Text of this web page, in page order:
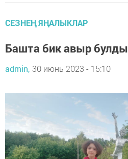
СЕЗНЕҢ ЯҢАЛЫКЛАР
Башта бик авыр булды
admin, 30 июнь 2023 - 15:10